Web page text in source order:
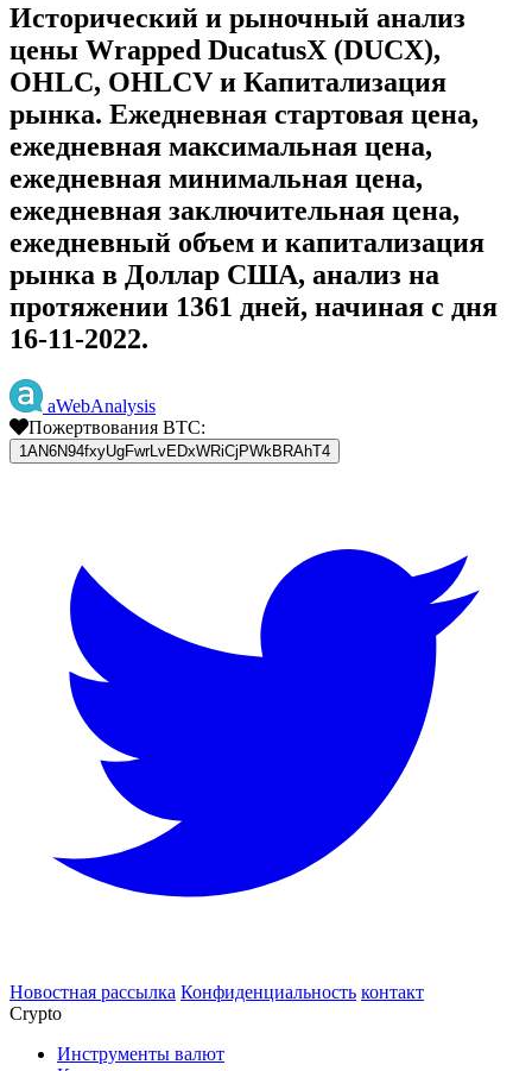
Исторический и рыночный анализ
цены Wrapped DucatusX (DUCX),
OHLC, OHLCV и Капитализация
рынка. Ежедневная стартовая цена,
ежедневная максимальная цена,
ежедневная минимальная цена,
ежедневная заключительная цена,
ежедневный объем и капитализация
рынка в Доллар США, анализ на
протяжении 1361 дней, начиная с дня
16-11-2022.
aWebAnalysis
Пожертвования BTC:
1AN6N94fxyUgFwrLvEDxWRiCjPWkBRAhT4
Новостная рассылка Конфиденциальность контакт
Crypto
Инструменты валют